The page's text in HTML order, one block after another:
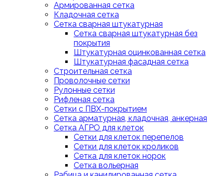
Армированная сетка
Кладочная сетка
Сетка сварная штукатурная
Сетка сварная штукатурная без
покрытия
Штукатурная оцинкованная сетка
Штукатурная фасадная сетка
Строительная сетка
Проволочные сетки
Рулонные сетки
Рифленая сетка
Сетки с ПВХ-покрытием
Сетка арматурная, кладочная, анкерная
Сетка АГРО для клеток
Сетки для клеток перепелов
Сетки для клеток кроликов
Сетка для клеток норок
Сетка вольерная